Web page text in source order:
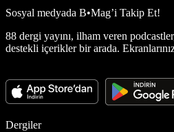
Sosyal medyada B•Mag’i Takip Et!
88 dergi yayını, ilham veren
destekli içerikler bir arada.
Dergiler